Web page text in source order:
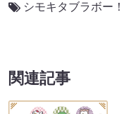
シモキタブラボー！
関連記事